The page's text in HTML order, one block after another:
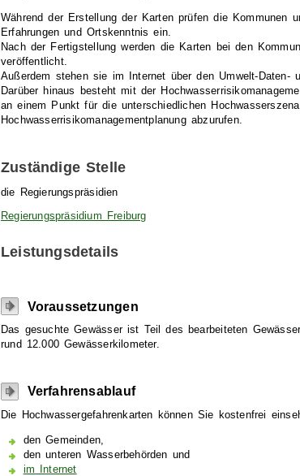
Während der Erstellung der Karten prüfen die Kommunen
Erfahrungen und Ortskenntnis ein.
Nach der Fertigstellung werden die Karten bei den
veröffentlicht.
Außerdem stehen sie im Internet über den Umwelt-Daten-
Darüber hinaus besteht mit der
an einem Punkt für die unterschiedlichen
Hochwasserrisikomanagementplanung abzurufen.
Zuständige Stelle
die Regierungspräsidien
Regierungspräsidium Freiburg
Leistungsdetails
Voraussetzungen
Das gesuchte Gewässer ist Teil des bearbeiteten
rund 12.000 Gewässerkilometer.
Verfahrensablauf
Die Hochwassergefahrenkarten können Sie kostenfrei
den Gemeinden,
den unteren Wasserbehörden und
im Internet